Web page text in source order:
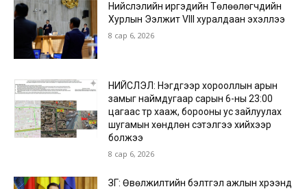
Нийслэлийн иргэдийн Төлөөлөгчдийн
Хурлын Ээлжит VIII хуралдаан эхэллээ
8 сар 6, 2026
НИЙСЛЭЛ: Нэгдүгээр хорооллын арын
замыг наймдугаар сарын 6-ны 23:00
цагаас түр хааж, борооны ус зайлуулах
шугамын хөндлөн сэтэлгээ хийхээр
болжээ
8 сар 6, 2026
ЗГ: Өвөлжилтийн бэлтгэл ажлын хүрээнд